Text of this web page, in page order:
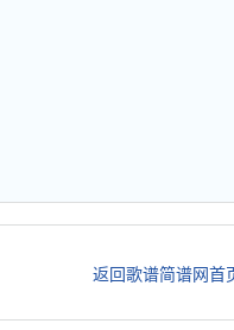
返回歌谱简谱网首